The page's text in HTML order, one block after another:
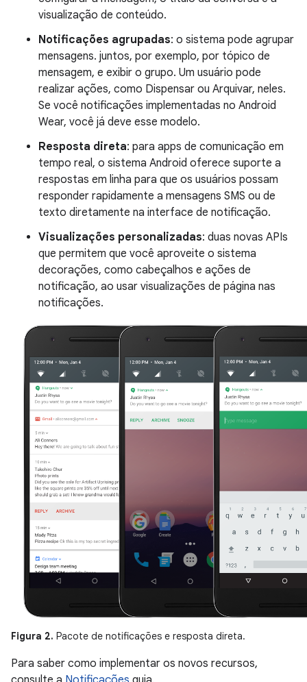
visualização de conteúdo.
Notificações agrupadas: o sistema pode agrupar
mensagens. juntos, por exemplo, por tópico de
mensagem, e exibir o grupo. Um usuário pode
realizar ações, como Dispensar ou Arquivar, neles.
Se você notificações implementadas no Android
Wear, você já deve esse modelo.
Resposta direta: para apps de comunicação em
tempo real, o sistema Android oferece suporte a
respostas em linha para que os usuários possam
responder rapidamente a mensagens SMS ou de
texto diretamente na interface de notificação.
Visualizações personalizadas: duas novas APIs
que permitem que você aproveite o sistema
decorações, como cabeçalhos e ações de
notificação, ao usar visualizações de página nas
notificações.
Figura 2. Pacote de notificações e resposta direta.
Para saber como implementar os novos recursos,